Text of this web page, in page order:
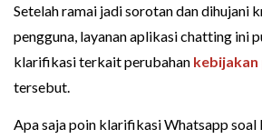
Setelah ramai jadi sorotan dan dihujani
pengguna, layanan aplikasi chatting ini
klarifikasi terkait perubahan
tersebut.
Apa saja poin klarifikasi Whatsapp